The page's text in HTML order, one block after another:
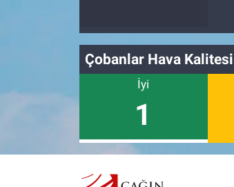
Çobanlar Hava Kalitesi
İyi
1